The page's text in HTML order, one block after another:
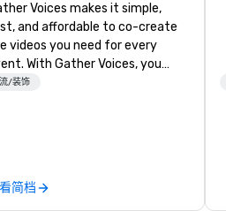
Voices makes it simple,
and affordable to co-create
videos you need for every
Voices, you
increase event attendance,
using video created
/装饰
简档